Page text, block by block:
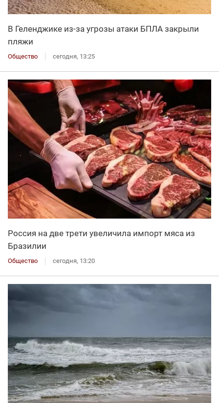
В Геленджике из-за угрозы атаки БПЛА закрыли
пляжи
Общество сегодня, 13:25
Россия на две трети увеличила импорт мяса из
Бразилии
Общество сегодня, 13:20